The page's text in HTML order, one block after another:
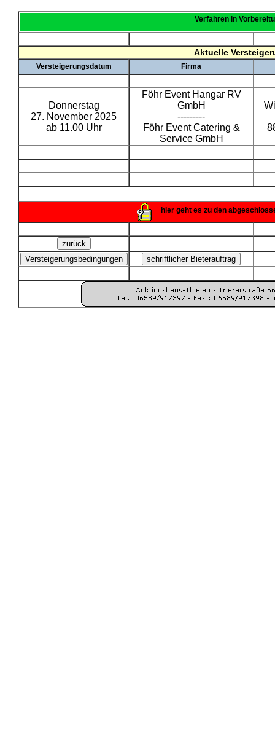
Verfahren in
Aktuelle
Versteigerungsdatum Firma
Donnerstag
27. November 2025
ab 11.00 Uhr
Föhr Event Hangar RV
GmbH
---------
Föhr Event Catering &
Service GmbH
hier geht es zu den